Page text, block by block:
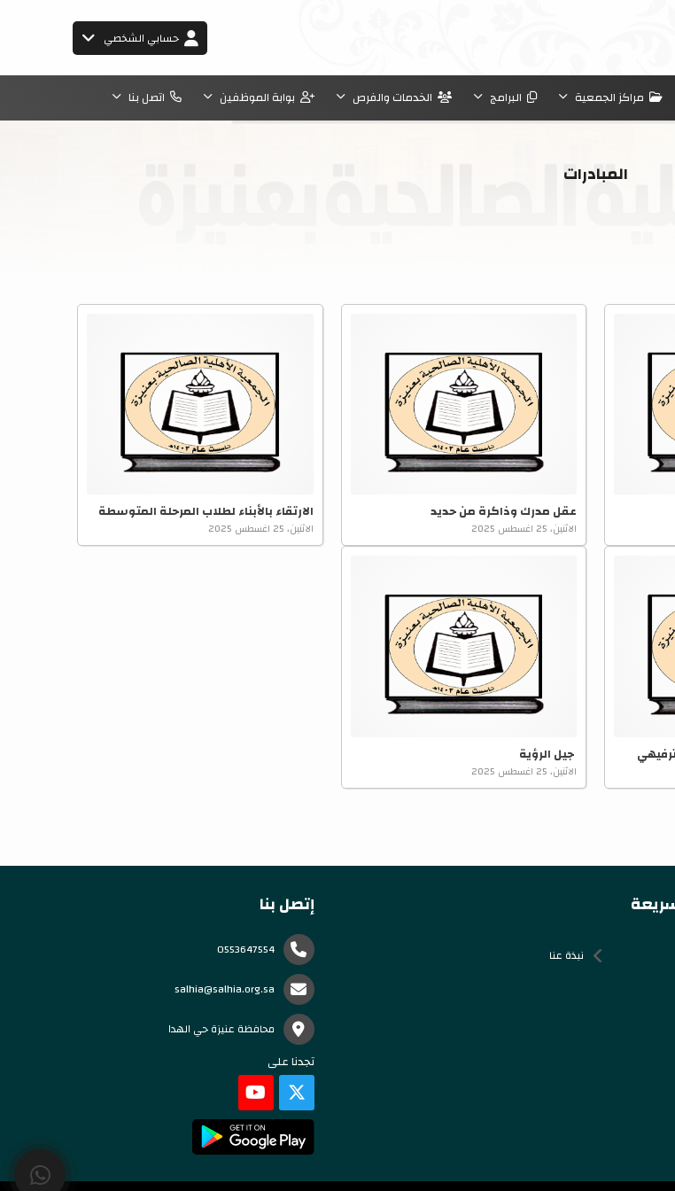
حسابي الشخصي
مراكز الجمعية البرامج الخدمات والفرص بوابة الموظفين اتصل بنا
المبادرات
عقل مدرك وذاكرة من حديد
الاثنين، 25 اغسطس 2025
الارتقاء بالأبناء لطلاب المرحلة المتوسطة
الاثنين، 25 اغسطس 2025
جيل الرؤية
الاثنين، 25 اغسطس 2025
نبذة عنا
إتصل بنا
0553647554
salhia@salhia.org.sa
محافظة عنيزة حي الهدا
تجدنا على